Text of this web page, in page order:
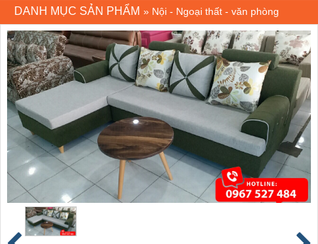
DANH MỤC SẢN PHẨM » Nội - Ngoại thất - văn phòng